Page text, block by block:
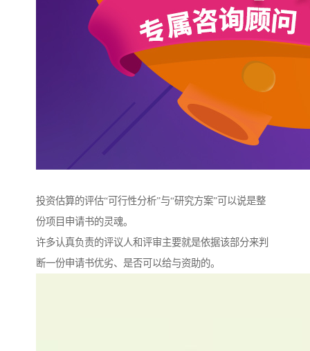
投资估算的评估“可行性分析”与“研究方案”可以说是整
份项目申请书的灵魂。
许多认真负责的评议人和评审主要就是依据该部分来判
断一份申请书优劣、是否可以给与资助的。